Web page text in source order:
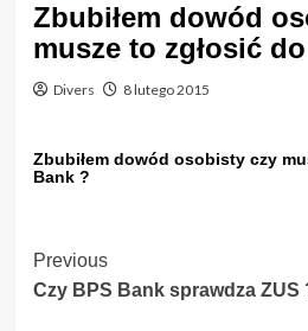
Zbubiłem dowód
musze to zgłosić
Divers 8 lutego 2015
Zbubiłem dowód osobisty czy
Bank ?
Post
Navigation
Previous
Czy BPS Bank sprawdza ZUS